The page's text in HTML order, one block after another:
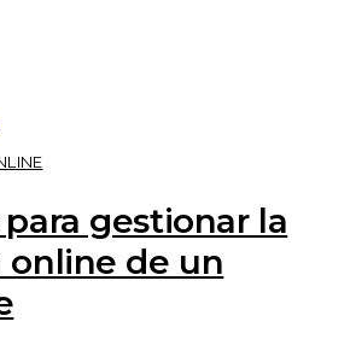
para gestionar la
online de un